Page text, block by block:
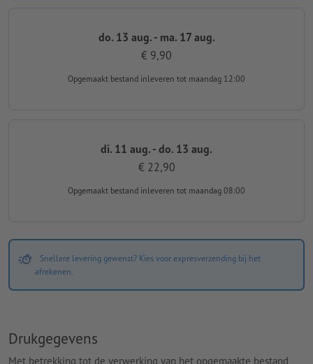
do. 13 aug. - ma. 17 aug.
€ 9,90
Opgemaakt bestand inleveren tot maandag 12:00
di. 11 aug. - do. 13 aug.
€ 22,90
Opgemaakt bestand inleveren tot maandag 08:00
Snellere levering gewenst? Kies voor expresverzending bij het
afrekenen.
Drukgegevens
Met betrekking tot de verwerking van het opgemaakte bestand